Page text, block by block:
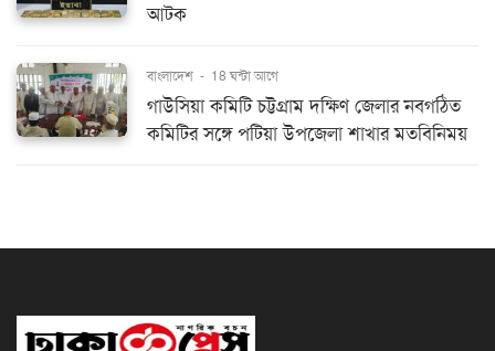
আটক
বাংলাদেশ - 18 ঘন্টা আগে
গাউসিয়া কমিটি চট্টগ্রাম দক্ষিণ জেলার নবগঠিত
কমিটির সঙ্গে পটিয়া উপজেলা শাখার মতবিনিময়